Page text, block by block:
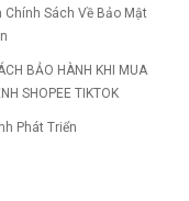
Chính Sách Về Bảo Mật
BẢO HÀNH KHI MUA
SHOPEE TIKTOK
Phát Triển